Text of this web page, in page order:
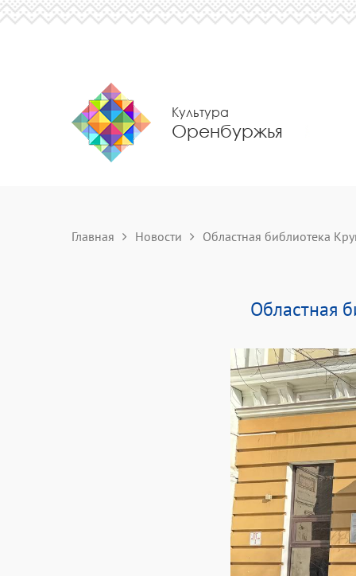
Культура
Оренбуржья
Главная Новости Областная библиотека
Областная